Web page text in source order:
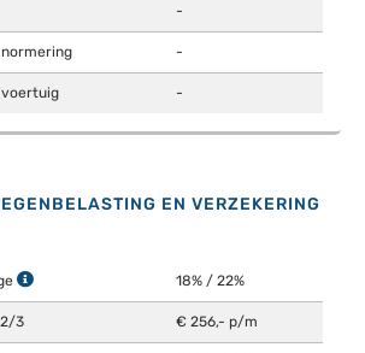
-
-
voertuig -
EN VERZEKERING
18% / 22%
3 € 256,- p/m